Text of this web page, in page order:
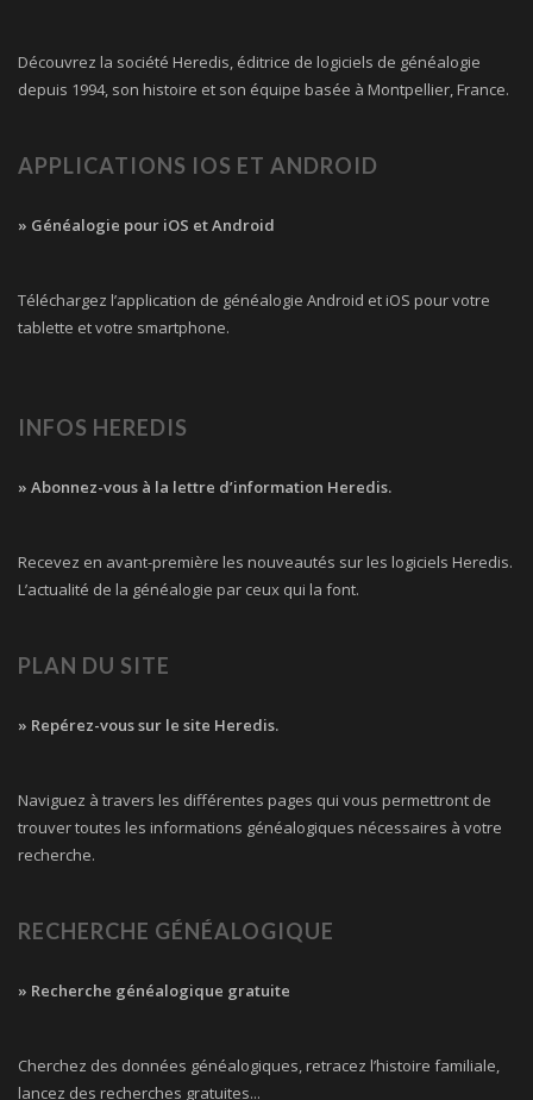
Découvrez la société Heredis, éditrice de logiciels de généalogie
depuis 1994, son histoire et son équipe basée à Montpellier, France.
APPLICATIONS IOS ET ANDROID
» Généalogie pour iOS et Android
Téléchargez l’application de généalogie Android et iOS pour votre
tablette et votre smartphone.
INFOS HEREDIS
» Abonnez-vous à la lettre d’information Heredis.
Recevez en avant-première les nouveautés sur les logiciels Heredis.
L’actualité de la généalogie par ceux qui la font.
PLAN DU SITE
» Repérez-vous sur le site Heredis.
Naviguez à travers les différentes pages qui vous permettront de
trouver toutes les informations généalogiques nécessaires à votre
recherche.
RECHERCHE GÉNÉALOGIQUE
» Recherche généalogique gratuite
Cherchez des données généalogiques, retracez l’histoire familiale,
lancez des recherches gratuites...